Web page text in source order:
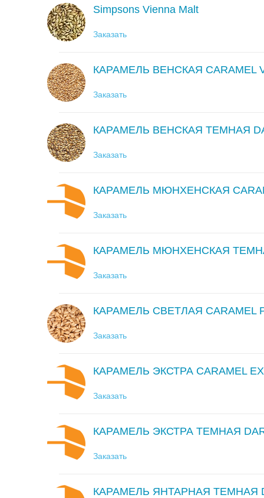
Simpsons Vienna Malt
Заказать
КАРАМЕЛЬ ВЕНСКАЯ CARAMEL
Заказать
КАРАМЕЛЬ ВЕНСКАЯ ТЕМНАЯ
Заказать
КАРАМЕЛЬ МЮНХЕНСКАЯ
Заказать
КАРАМЕЛЬ МЮНХЕНСКАЯ
Заказать
КАРАМЕЛЬ СВЕТЛАЯ CARAMEL
Заказать
КАРАМЕЛЬ ЭКСТРА CARAMEL
Заказать
КАРАМЕЛЬ ЭКСТРА ТЕМНАЯ
Заказать
КАРАМЕЛЬ ЯНТАРНАЯ ТЕМНАЯ